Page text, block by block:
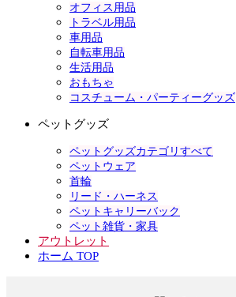
オフィス用品
トラベル用品
車用品
自転車用品
生活用品
おもちゃ
コスチューム・パーティーグッズ
ペットグッズ
ペットグッズカテゴリすべて
ペットウェア
首輪
リード・ハーネス
ペットキャリーバック
ペット雑貨・家具
アウトレット
ホーム TOP